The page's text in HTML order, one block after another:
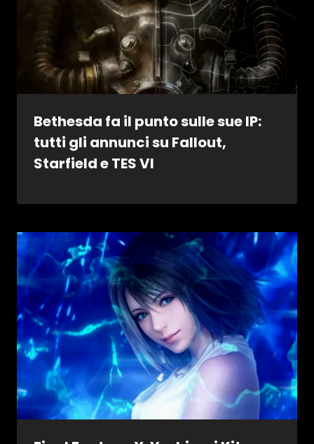
Bethesda fa il punto sulle sue IP:
tutti gli annunci su Fallout,
Starfield e TES VI